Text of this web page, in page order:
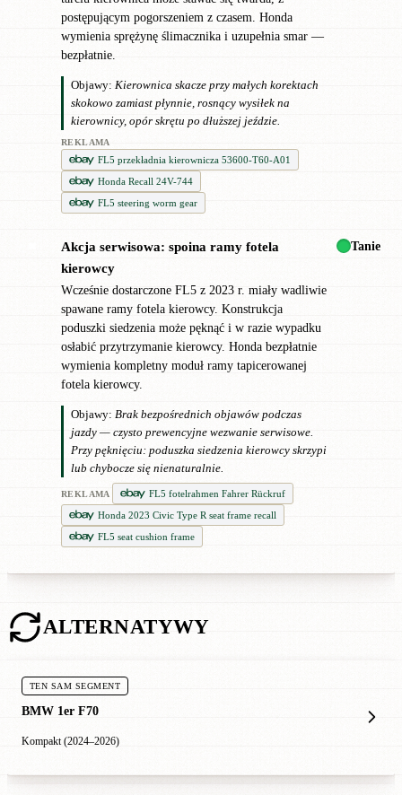
postępującym pogorszeniem z czasem. Honda
wymienia sprężynę ślimacznika i uzupełnia smar —
bezpłatnie.
Objawy: Kierownica skacze przy małych korektach
skokowo zamiast płynnie, rosnący wysiłek na
kierownicy, opór skrętu po dłuższej jeździe.
REKLAMA
FL5 przekładnia kierownicza 53600-T60-A01
Honda Recall 24V-744
FL5 steering worm gear
Akcja serwisowa: spoina ramy fotela
kierowcy
Wcześnie dostarczone FL5 z 2023 r. miały wadliwie
spawane ramy fotela kierowcy. Konstrukcja
poduszki siedzenia może pęknąć i w razie wypadku
osłabić przytrzymanie kierowcy. Honda bezpłatnie
wymienia kompletny moduł ramy tapicerowanej
fotela kierowcy.
Objawy: Brak bezpośrednich objawów podczas
jazdy — czysto prewencyjne wezwanie serwisowe.
Przy pęknięciu: poduszka siedzenia kierowcy skrzypi
lub chybocze się nienaturalnie.
REKLAMA
FL5 fotelrahmen Fahrer Rückruf
Honda 2023 Civic Type R seat frame recall
FL5 seat cushion frame
Tanie
ALTERNATYWY
TEN SAM SEGMENT
BMW 1er F70
Kompakt (2024–2026)